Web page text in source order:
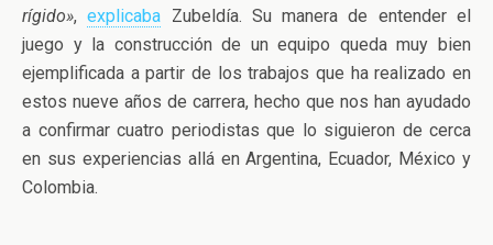
rígido»,explicaba Zubeldía. Su manera de entender el
juego y la construcción de un equipo queda muy bien
ejemplificada a partir de los trabajos que ha realizado en
estos nueve años de carrera, hecho que nos han ayudado
a confirmar cuatro periodistas que lo siguieron de cerca
en sus experiencias allá en Argentina, Ecuador, México y
Colombia.